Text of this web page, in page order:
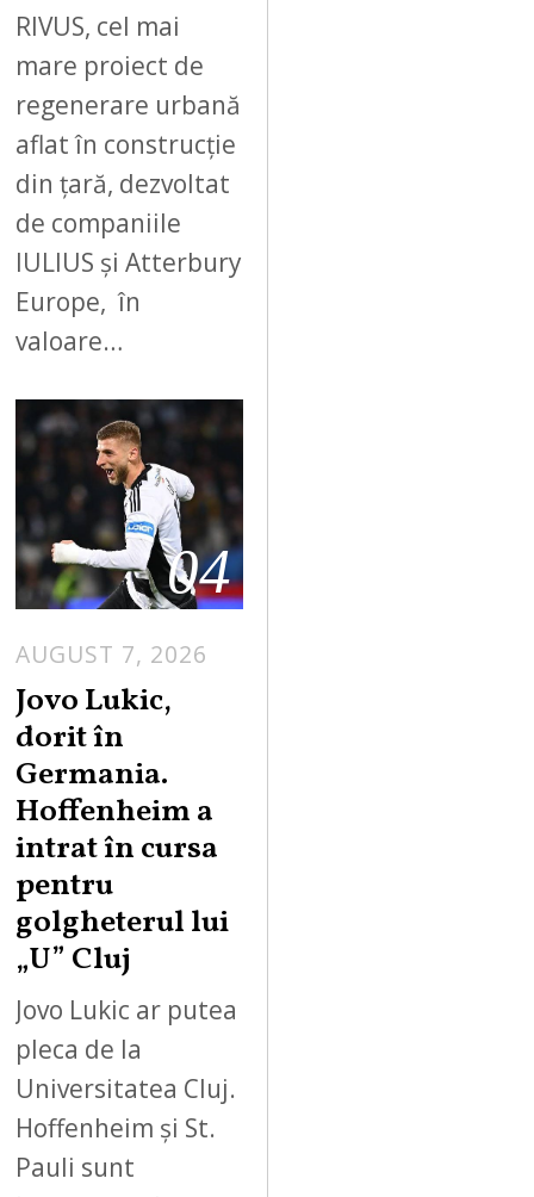
RIVUS, cel mai
mare proiect de
regenerare urbană
aflat în construcție
din țară, dezvoltat
de companiile
IULIUS și Atterbury
Europe, în
valoare…
04
AUGUST 7, 2026
Jovo Lukic,
dorit în
Germania.
Hoffenheim a
intrat în cursa
pentru
golgheterul lui
„U” Cluj
Jovo Lukic ar putea
pleca de la
Universitatea Cluj.
Hoffenheim și St.
Pauli sunt